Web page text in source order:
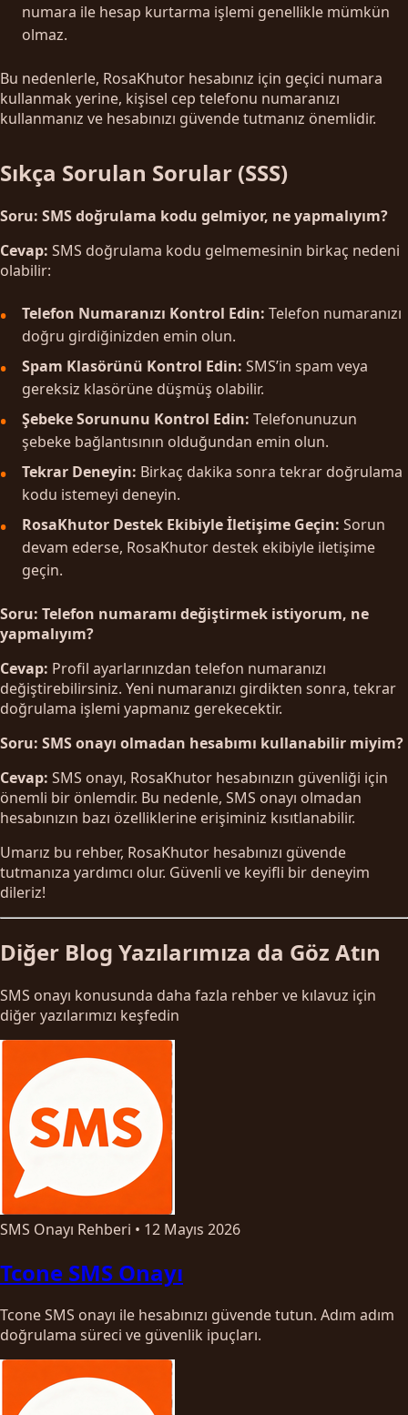
numara ile hesap kurtarma işlemi genellikle mümkün
olmaz.
Bu nedenlerle, RosaKhutor hesabınız için geçici numara
kullanmak yerine, kişisel cep telefonu numaranızı
kullanmanız ve hesabınızı güvende tutmanız önemlidir.
Sıkça Sorulan Sorular (SSS)
Soru: SMS doğrulama kodu gelmiyor, ne yapmalıyım?
Cevap: SMS doğrulama kodu gelmemesinin birkaç nedeni
olabilir:
Telefon Numaranızı Kontrol Edin: Telefon numaranızı
doğru girdiğinizden emin olun.
Spam Klasörünü Kontrol Edin: SMS’in spam veya
gereksiz klasörüne düşmüş olabilir.
Şebeke Sorununu Kontrol Edin: Telefonunuzun
şebeke bağlantısının olduğundan emin olun.
Tekrar Deneyin: Birkaç dakika sonra tekrar doğrulama
kodu istemeyi deneyin.
RosaKhutor Destek Ekibiyle İletişime Geçin: Sorun
devam ederse, RosaKhutor destek ekibiyle iletişime
geçin.
Soru: Telefon numaramı değiştirmek istiyorum, ne
yapmalıyım?
Cevap: Profil ayarlarınızdan telefon numaranızı
değiştirebilirsiniz. Yeni numaranızı girdikten sonra, tekrar
doğrulama işlemi yapmanız gerekecektir.
Soru: SMS onayı olmadan hesabımı kullanabilir miyim?
Cevap: SMS onayı, RosaKhutor hesabınızın güvenliği için
önemli bir önlemdir. Bu nedenle, SMS onayı olmadan
hesabınızın bazı özelliklerine erişiminiz kısıtlanabilir.
Umarız bu rehber, RosaKhutor hesabınızı güvende
tutmanıza yardımcı olur. Güvenli ve keyifli bir deneyim
dileriz!
Diğer Blog Yazılarımıza da Göz Atın
SMS onayı konusunda daha fazla rehber ve kılavuz için
diğer yazılarımızı keşfedin
SMS Onayı Rehberi • 12 Mayıs 2026
Tcone SMS Onayı
Tcone SMS onayı ile hesabınızı güvende tutun. Adım adım
doğrulama süreci ve güvenlik ipuçları.